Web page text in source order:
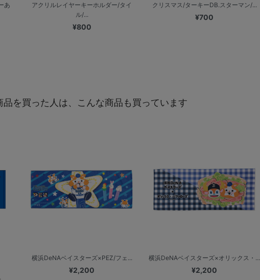
あ
アクリルレイヤーキーホルダー/タイ
ル/...
¥800
クリスマス/ターキーDB.スターマン/...
¥700
品を買った人は、こんな商品も買っています
横浜DeNAベイスターズ×PEZ/フェ...
¥2,200
横浜DeNAベイスターズ×オリックス・...
¥2,200